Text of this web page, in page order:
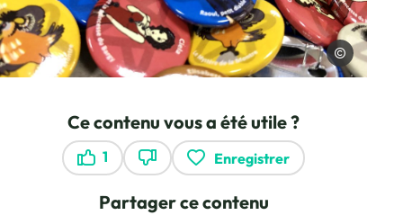
Cluses Arve &
Ce contenu vous a été utile ?
1
Enregistrer
Partager ce contenu